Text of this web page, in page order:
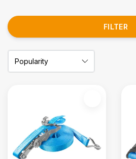
FILTER